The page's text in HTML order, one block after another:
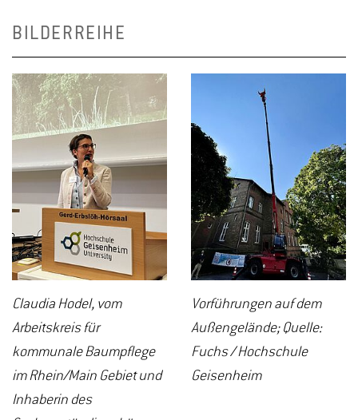
BILDERREIHE
Claudia Hodel, vom
Arbeitskreis für
kommunale Baumpflege
im Rhein/Main Gebiet und
Inhaberin des
Vorführungen auf dem
Außengelände; Quelle:
Fuchs / Hochschule
Geisenheim